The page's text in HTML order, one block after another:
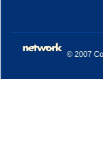
© 2007